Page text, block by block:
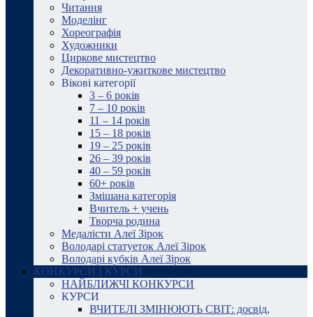
Читання
Моделінг
Хореографія
Художники
Циркове мистецтво
Декоративно-ужиткове мистецтво
Вікові категорії
3 – 6 років
7 – 10 років
11 – 14 років
15 – 18 років
19 – 25 років
26 – 39 років
40 – 59 років
60+ років
Змішана категорія
Вчитель + учень
Творча родина
Медалісти Алеї Зірок
Володарі статуеток Алеї Зірок
Володарі кубків Алеї Зірок
КОНКУРСИ І КУРСИ
НАЙБЛИЖЧІ КОНКУРСИ
КУРСИ
ВЧИТЕЛІ ЗМІНЮЮТЬ СВІТ: досвід,